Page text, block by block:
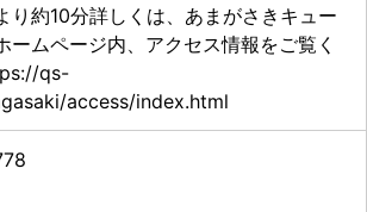
り約10分詳しくは、あまがさきキュー
ームページ内、アクセス情報をご覧く
qs-
access/index.html